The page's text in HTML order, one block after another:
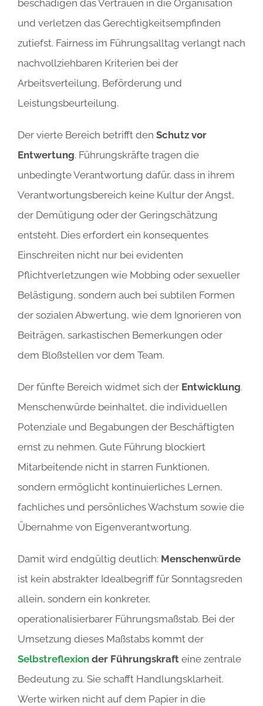
beschädigen das Vertrauen in die Organisation
und verletzen das Gerechtigkeitsempfinden
zutiefst. Fairness im Führungsalltag verlangt nach
nachvollziehbaren Kriterien bei der
Arbeitsverteilung, Beförderung und
Leistungsbeurteilung.
Der vierte Bereich betrifft den Schutz vor
Entwertung. Führungskräfte tragen die
unbedingte Verantwortung dafür, dass in ihrem
Verantwortungsbereich keine Kultur der Angst,
der Demütigung oder der Geringschätzung
entsteht. Dies erfordert ein konsequentes
Einschreiten nicht nur bei evidenten
Pflichtverletzungen wie Mobbing oder sexueller
Belästigung, sondern auch bei subtilen Formen
der sozialen Abwertung, wie dem Ignorieren von
Beiträgen, sarkastischen Bemerkungen oder
dem Bloßstellen vor dem Team.
Der fünfte Bereich widmet sich der Entwicklung.
Menschenwürde beinhaltet, die individuellen
Potenziale und Begabungen der Beschäftigten
ernst zu nehmen. Gute Führung blockiert
Mitarbeitende nicht in starren Funktionen,
sondern ermöglicht kontinuierliches Lernen,
fachliches und persönliches Wachstum sowie die
Übernahme von Eigenverantwortung.
Damit wird endgültig deutlich: Menschenwürde
ist kein abstrakter Idealbegriff für Sonntagsreden
allein, sondern ein konkreter,
operationalisierbarer Führungsmaßstab. Bei der
Umsetzung dieses Maßstabs kommt der
Selbstreflexionder Führungskrafteine zentrale
Bedeutung zu. Sie schafft Handlungsklarheit.
Werte wirken nicht auf dem Papier in die